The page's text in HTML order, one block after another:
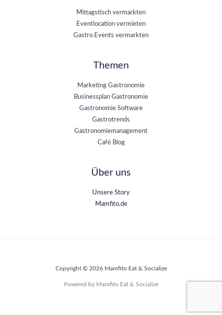
Mittagstisch vermarkten
Eventlocation vermieten
Gastro Events vermarkten
Themen
Marketing Gastronomie
Businessplan Gastronomie
Gastronomie Software
Gastrotrends
Gastronomiemanagement
Café Blog
Über uns
Unsere Story
Mamfito.de
Copyright © 2026 Mamfito Eat & Socialize
Powered by Mamfito Eat & Socialize